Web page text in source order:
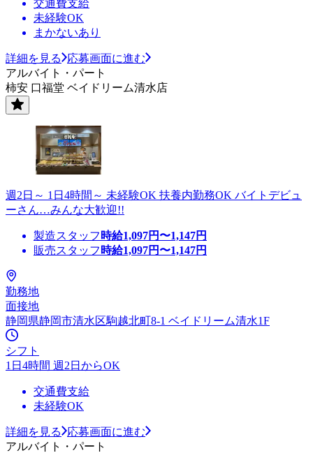
交通費支給
未経験OK
まかないあり
詳細を見る
応募画面に進む
アルバイト・パート
柿安 口福堂 ベイドリーム清水店
週2日～ 1日4時間～ 未経験OK 扶養内勤務OK バイトデビュ
ーさん…みんな大歓迎!!
製造スタッフ 時給1,097円〜1,147円
販売スタッフ 時給1,097円〜1,147円
勤務地
面接地
静岡県静岡市清水区駒越北町8-1 ベイドリーム清水1F
シフト
1日4時間 週2日からOK
交通費支給
未経験OK
詳細を見る
応募画面に進む
アルバイト・パート